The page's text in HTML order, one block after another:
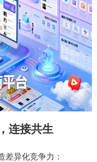
连接共生
差异化竞争力：